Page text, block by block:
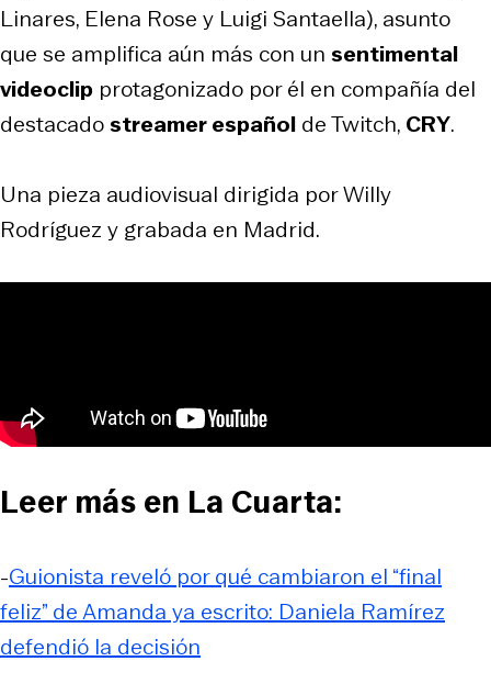
Linares, Elena Rose y Luigi Santaella), asunto
que se amplifica aún más con un sentimental
videoclip protagonizado por él en compañía del
destacadostreamer español de Twitch, CRY.
Una pieza audiovisual dirigida por Willy
Rodríguez y grabada en Madrid.
Leer más en La Cuarta:
-Guionista reveló por qué cambiaron el “final
feliz” de Amanda ya escrito: Daniela Ramírez
defendió la decisión